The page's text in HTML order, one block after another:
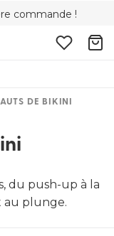
commande !
de $150
Canada
DE BIKINI
du push-up à la
au plunge.